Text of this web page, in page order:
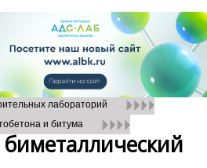
лабораторий
и битума